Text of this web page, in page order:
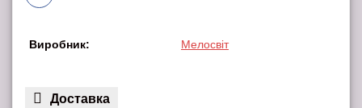
Виробник: Мелосвіт
Доставка